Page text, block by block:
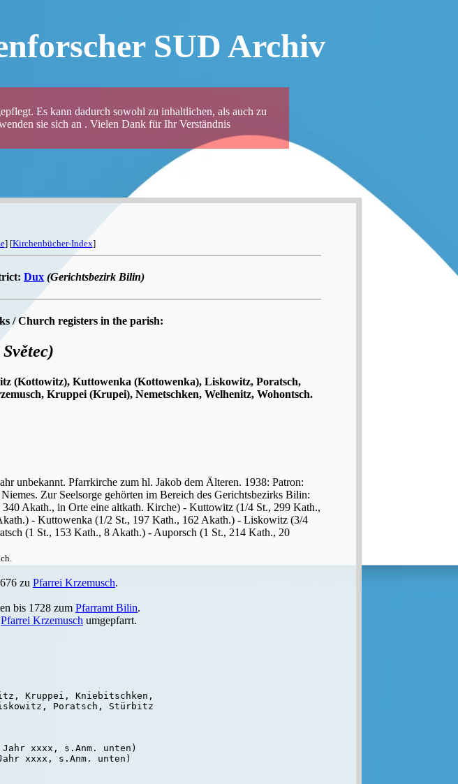
SUD Archiv
Es kann dadurch sowohl zu inhaltlichen, als auch zu
sie sich an . Vielen Dank für Ihr Verständnis
] [Kirchenbücher-Index]
Dux (Gerichtsbezirk Bilin)
/ Church registers in the parish:
(Kottowitz), Kuttowenka (Kottowenka), Liskowitz, Poratsch,
Kruppei (Krupei), Nemetschken, Welhenitz, Wohontsch.
unbekannt. Pfarrkirche zum hl. Jakob dem Älteren. 1938: Patron:
Zur Seelsorge gehörten im Bereich des Gerichtsbezirks Bilin:
Akath., in Orte eine altkath. Kirche) - Kuttowitz (1/4 St., 299 Kath.,
- Kuttowenka (1/2 St., 197 Kath., 162 Akath.) - Liskowitz (3/4
(1 St., 153 Kath., 8 Akath.) - Auporsch (1 St., 214 Kath., 20
zu Pfarrei Krzemusch.
bis 1728 zum Pfarramt Bilin.
Pfarrei Krzemusch umgepfarrt.
Kruppei, Kniebitschken,
Poratsch, Stürbitz
xxxx, s.Anm. unten)
xxxx, s.Anm. unten)